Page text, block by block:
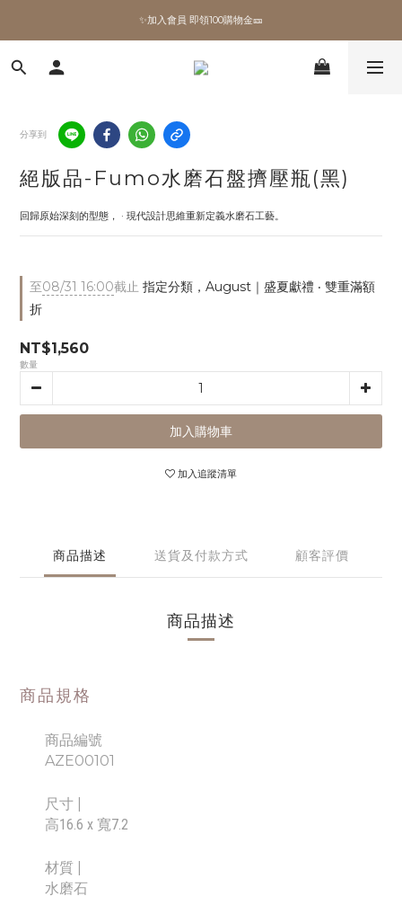
✨加入會員 即領100購物金🎫
✨加入會員 即領100購物金🎫
全館滿額現折🔥
✨加入會員 即領100購物金🎫
分享到
絕版品-Fumo水磨石盤擠壓瓶(黑)
回歸原始深刻的型態， · 現代設計思維重新定義水磨石工藝。
至08/31 16:00截止 指定分類，August｜盛夏獻禮 ‧ 雙重滿額
折
NT$1,560
數量
加入購物車
加入追蹤清單
商品描述 送貨及付款方式 顧客評價
商品描述
商品規格
商品編號
AZE00101
尺寸
高16.6 x 寬7.2
材質 |
水磨石